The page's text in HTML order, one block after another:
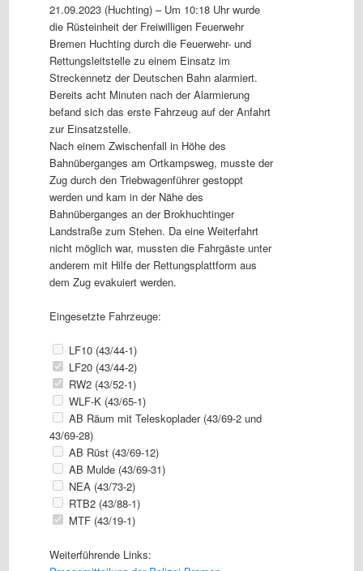
21.09.2023 (Huchting) – Um 10:18 Uhr wurde
die Rüsteinheit der Freiwilligen Feuerwehr
Bremen Huchting durch die Feuerwehr- und
Rettungsleitstelle zu einem Einsatz im
Streckennetz der Deutschen Bahn alarmiert.
Bereits acht Minuten nach der Alarmierung
befand sich das erste Fahrzeug auf der Anfahrt
zur Einsatzstelle.
Nach einem Zwischenfall in Höhe des
Bahnüberganges am Ortkampsweg, musste der
Zug durch den Triebwagenführer gestoppt
werden und kam in der Nähe des
Bahnüberganges an der Brokhuchtinger
Landstraße zum Stehen. Da eine Weiterfahrt
nicht möglich war, mussten die Fahrgäste unter
anderem mit Hilfe der Rettungsplattform aus
dem Zug evakuiert werden.
Eingesetzte Fahrzeuge:
LF10 (43/44-1)
LF20 (43/44-2)
RW2 (43/52-1)
WLF-K (43/65-1)
AB Räum mit Teleskoplader (43/69-2 und
43/69-28)
AB Rüst (43/69-12)
AB Mulde (43/69-31)
NEA (43/73-2)
RTB2 (43/88-1)
MTF (43/19-1)
Weiterführende Links: